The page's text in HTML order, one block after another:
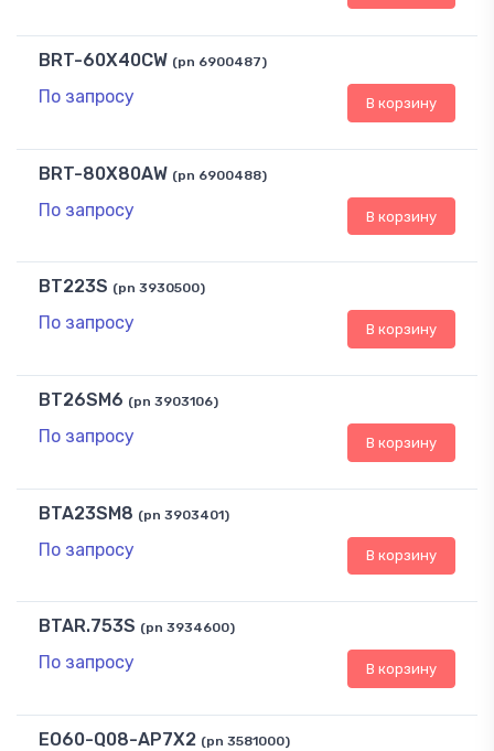
BRT-60X40CW (pn 6900487)
По запросу В корзину
BRT-80X80AW (pn 6900488)
По запросу В корзину
BT223S (pn 3930500)
По запросу В корзину
BT26SM6 (pn 3903106)
По запросу В корзину
BTA23SM8 (pn 3903401)
По запросу В корзину
BTAR.753S (pn 3934600)
По запросу В корзину
EO60-Q08-AP7X2 (pn 3581000)